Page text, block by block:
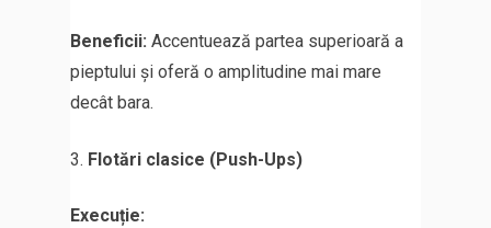
Beneficii: Accentuează partea superioară a
pieptului și oferă o amplitudine mai mare
decât bara.
Flotări clasice (Push-Ups)
Execuție: